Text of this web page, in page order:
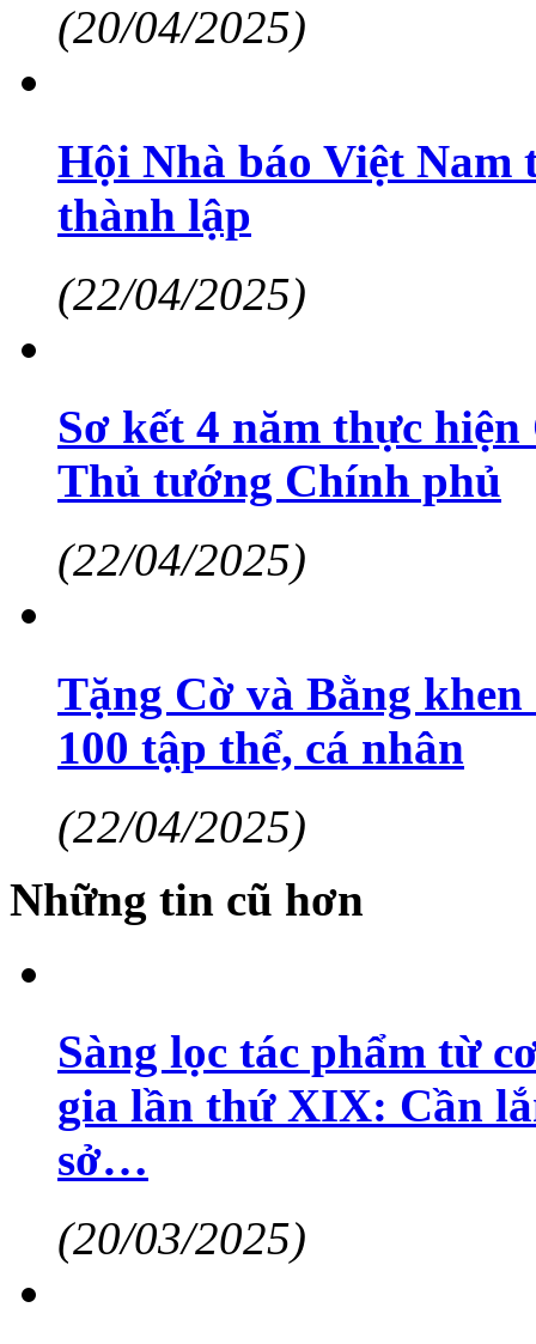
(20/04/2025)
Hội Nhà báo Việt Nam
thành lập
(22/04/2025)
Sơ kết 4 năm thực
Thủ tướng Chính phủ
(22/04/2025)
Tặng Cờ và Bằng
100 tập thể, cá nhân
(22/04/2025)
Những tin cũ hơn
Sàng lọc tác phẩm từ
gia lần thứ XIX: Cần
sở…
(20/03/2025)